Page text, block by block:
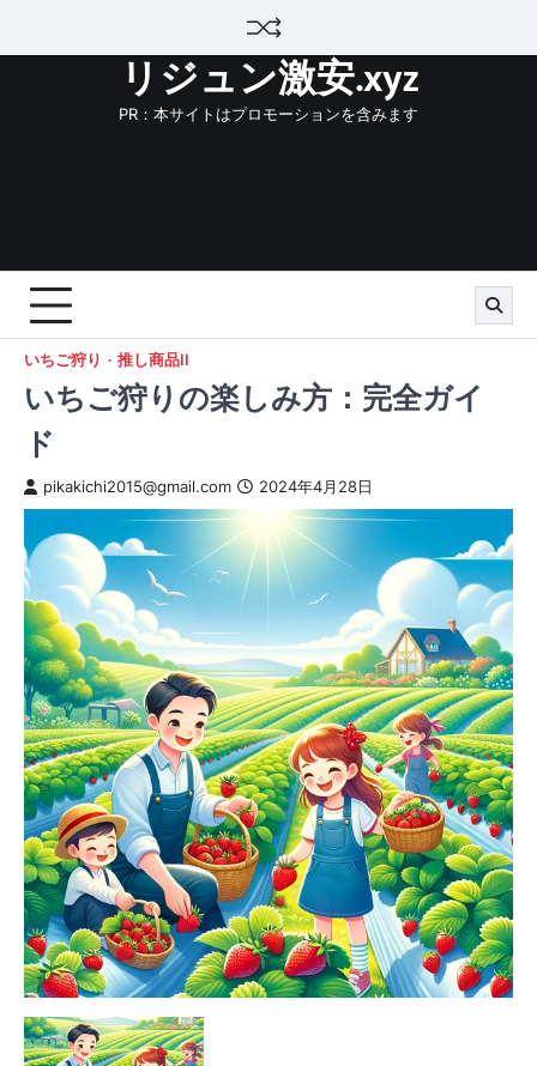
リジュン激安.xyz
PR：本サイトはプロモーションを含みます
いちご狩り 推し商品II
いちご狩りの楽しみ方：完全ガイ
ド
pikakichi2015@gmail.com 2024年4月28日